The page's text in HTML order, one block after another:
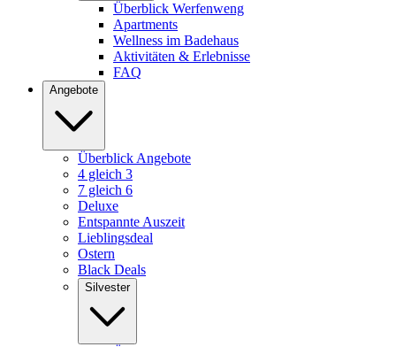
Überblick Werfenweng
Apartments
Wellness im Badehaus
Aktivitäten & Erlebnisse
FAQ
Angebote
Überblick Angebote
4 gleich 3
7 gleich 6
Deluxe
Entspannte Auszeit
Lieblingsdeal
Ostern
Black Deals
Silvester